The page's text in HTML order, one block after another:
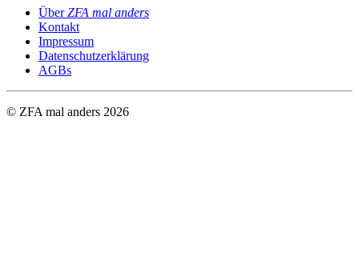
ÜberZFA mal anders
Kontakt
Impressum
Datenschutzerklärung
AGBs
© ZFA mal anders 2026